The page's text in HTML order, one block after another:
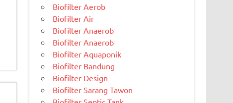
Biofilter Aerob
Biofilter Air
Biofilter Anaerob
Biofilter Anaerob
Biofilter Aquaponik
Biofilter Bandung
Biofilter Design
Biofilter Sarang Tawon